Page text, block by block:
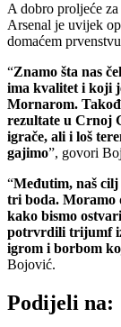
A dobro proljeće
Arsenal je uvijek
domaćem
“Znamo šta nas
ima kvalitet i koji
Mornarom.
rezultate u Crnoj
igrače, ali i loš
gajimo”, govori
“Međutim, naš cilj
tri boda. Moramo
kako bismo
potrvrdili trijumf
igrom i borbom
Bojović.
Podijeli na: